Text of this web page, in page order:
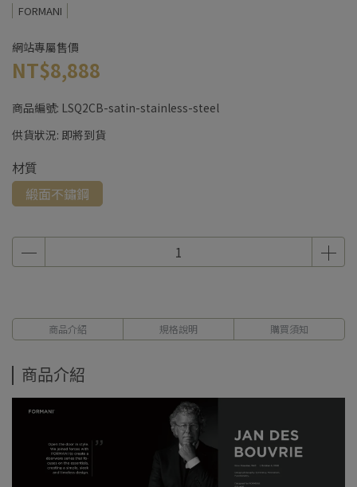
FORMANI
網站專屬售價
NT$8,888
商品編號: LSQ2CB-satin-stainless-steel
供貨狀況: 即將到貨
材質
緞面不鏽鋼
商品介紹 規格說明 購買須知
商品介紹